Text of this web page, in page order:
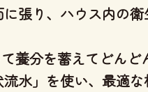
張り、ハウス内の
養分を蓄えてどんど
水」を使い、 最適な